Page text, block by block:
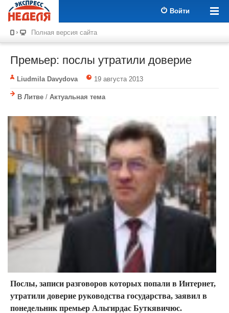
Войти
Полная версия сайта
Премьер: послы утратили доверие
Liudmila Davydova 19 августа 2013
В Литве / Актуальная тема
Послы, записи разговоров которых попали в Интернет,
утратили доверие руководства государства, заявил в
понедельник премьер Альгирдас Буткявичюс.